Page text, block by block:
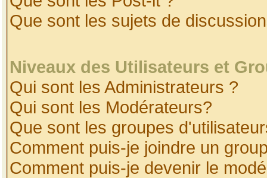
Que sont les sujets de
Niveaux des Utilisateurs et
Qui sont les Administrateurs ?
Qui sont les Modérateurs?
Que sont les groupes
Comment puis-je joindre un
Comment puis-je devenir le